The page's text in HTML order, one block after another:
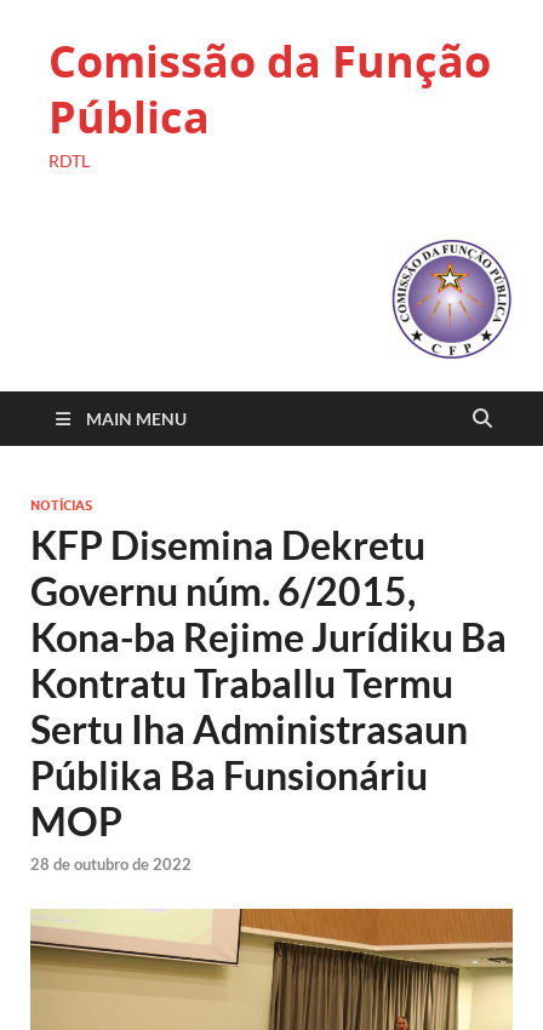
Comissão da Função
Pública
RDTL
MAIN MENU
NOTÍCIAS
KFP Disemina Dekretu
Governu núm. 6/2015,
Kona-ba Rejime Jurídiku Ba
Kontratu Traballu Termu
Sertu Iha Administrasaun
Públika Ba Funsionáriu
MOP
28 de outubro de 2022